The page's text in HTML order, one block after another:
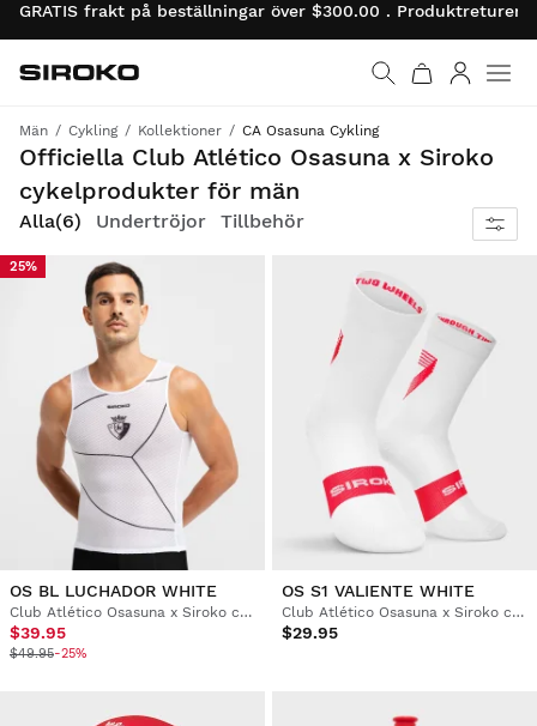
GRATIS frakt på beställningar över $300.00 . Produktreturer
Gå till startsidan
Siroko.com
Män Cykling Kollektioner CA Osasuna Cykling
Officiella Club Atlético Osasuna x Siroko
cykelprodukter för män
Cykla stolt i den officiella röda och vita Club Atlético Osasuna-cykelutrustningen, designad av Siroko, och fyll på din passion
Alla(6) Undertröjor Tillbehör
25%
OS BL LUCHADOR WHITE
Club Atlético Osasuna x Siroko cykelundertröja herr
$39.95
$49.95-25%
OS S1 VALIENTE WHITE
Club Atlético Osasuna x Siroko cykelstrumpor
$29.95